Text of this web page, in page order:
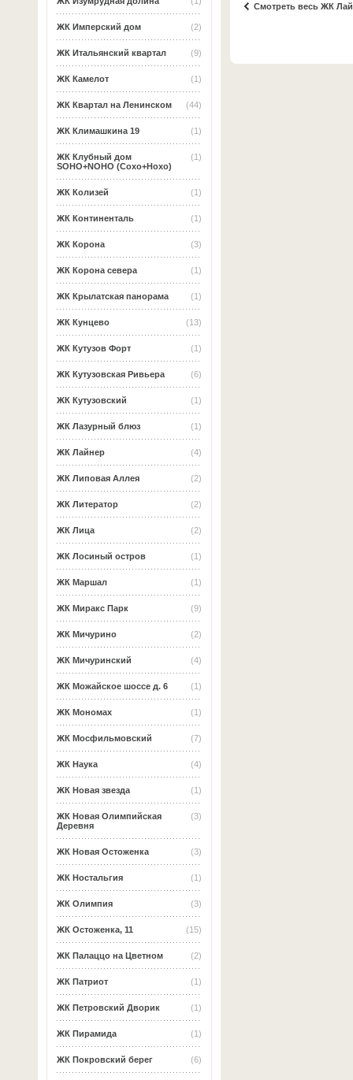
(2)
ЖК Имперский дом
(9)
ЖК Итальянский квартал
(1)
ЖК Камелот
(44)
ЖК Квартал на Ленинском
(1)
ЖК Климашкина 19
(1)
ЖК Клубный дом
SOHO+NOHO (Сохо+Нохо)
(1)
ЖК Колизей
(1)
ЖК Континенталь
(3)
ЖК Корона
(1)
ЖК Корона севера
(1)
ЖК Крылатская панорама
(13)
ЖК Кунцево
(1)
ЖК Кутузов Форт
(6)
ЖК Кутузовская Ривьера
(1)
ЖК Кутузовский
(1)
ЖК Лазурный блюз
(4)
ЖК Лайнер
(2)
ЖК Липовая Аллея
(2)
ЖК Литератор
(2)
ЖК Лица
(1)
ЖК Лосиный остров
(1)
ЖК Маршал
(9)
ЖК Миракс Парк
(2)
ЖК Мичурино
(4)
ЖК Мичуринский
(1)
ЖК Можайское шоссе д. 6
(1)
ЖК Мономах
(7)
ЖК Мосфильмовский
(4)
ЖК Наука
(1)
ЖК Новая звезда
(3)
ЖК Новая Олимпийская
Деревня
(3)
ЖК Новая Остоженка
(1)
ЖК Ностальгия
(3)
ЖК Олимпия
(15)
ЖК Остоженка, 11
(2)
ЖК Палаццо на Цветном
(1)
ЖК Патриот
(1)
ЖК Петровский Дворик
(1)
ЖК Пирамида
(6)
ЖК Покровский берег
Смотреть весь ЖК